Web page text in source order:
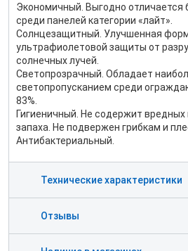
Экономичный. Выгодно отличается
среди панелей категории «лайт».
Cолнцезащитный. Улучшенная
ультрафиолетовой защиты от
солнечных лучей.
Светопрозрачный. Обладает
светопропусканием среди
83%.
Гигиеничный. Не содержит
запаха. Не подвержен грибкам и
Антибактериальный.
Технические характеристики
Отзывы